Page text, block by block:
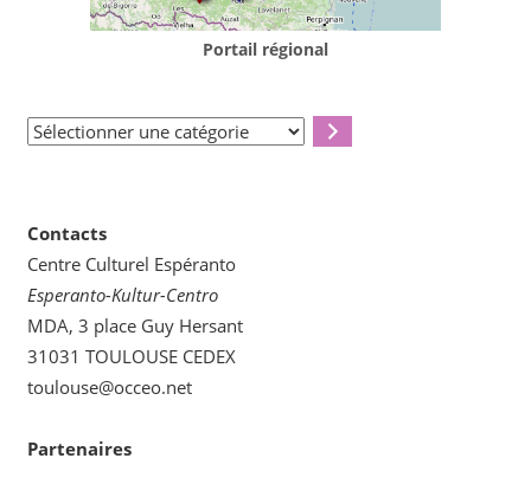
Portail régional
Sélectionner
Contacts
Centre Culturel Espéranto
Esperanto-Kultur-Centro
MDA, 3 place Guy Hersant
31031 TOULOUSE CEDEX
toulouse@occeo.net
Partenaires